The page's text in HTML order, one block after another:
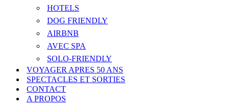
HOTELS
DOG FRIENDLY
AIRBNB
AVEC SPA
SOLO-FRIENDLY
VOYAGER APRES 50 ANS
SPECTACLES ET SORTIES
CONTACT
A PROPOS